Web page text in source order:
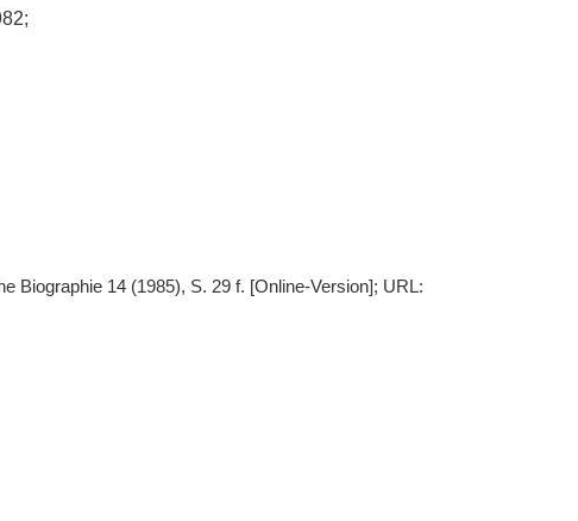
Biographie 14 (1985), S. 29 f. [Online-Version]; URL: